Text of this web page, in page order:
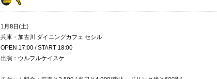
1月8日(土)
兵庫・加古川 ダイニングカフェ セシル
OPEN 17:00 / START 18:00
出演：ウルフルケイスケ